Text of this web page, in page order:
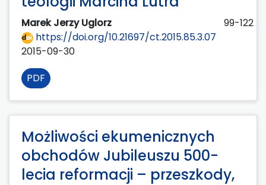
Marek Jerzy Uglorz
99-122
https://doi.org/10.21697/ct.2015.85.3.07
2015-09-30
PDF
Możliwości ekumenicznych
obchodów Jubileuszu 500-
lecia reformacji – przeszkody,